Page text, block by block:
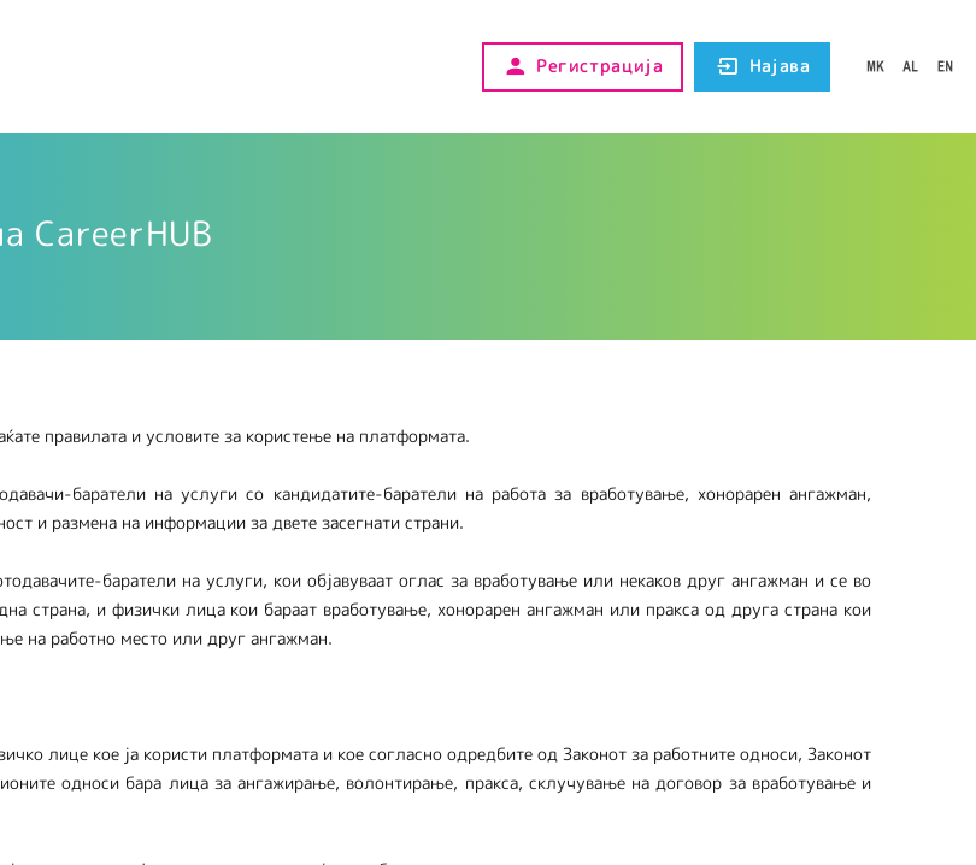
Регистрација Најава
CareerHUB
правилата и условите за користење на платформата.
баратели на услуги со кандидатите-баратели на работа за вработување, хонорарен ангажман,
и размена на информации за двете засегнати страни.
баратели на услуги, кои објавуваат оглас за вработување или некаков друг ангажман и се во
страна, и физички лица кои бараат вработување, хонорарен ангажман или пракса од друга страна кои
на работно место или друг ангажман.
лице кое ја користи платформата и кое согласно одредбите од Законот за работните односи, Законот
односи бара лица за ангажирање, волонтирање, пракса, склучување на договор за вработување и